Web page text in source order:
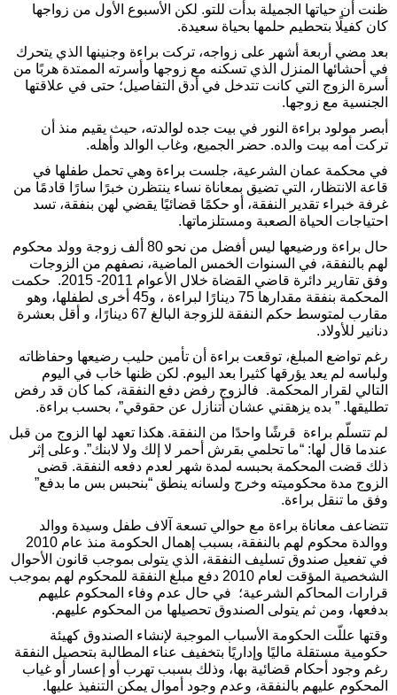
ظنت أن حياتها الجميلة بدأت للتو. لكن الأسبوع الأول من زواجها
كان كفيلًا بتحطيم حلمها بحياة سعيدة.
بعد مضي أربعة أشهر على زواجه، تركت براءة وجنينها الذي يتحرك
في أحشائها المنزل الذي تسكنه مع زوجها وأسرته الممتدة هربًا من
أسرة الزوج التي كانت تتدخل في أدق التفاصيل؛ حتى في علاقتها
الجنسية مع زوجها.
أبصر مولود براءة النور في بيت جده لوالدته، حيث يقيم منذ أن
تركت أمه بيت والده. حضر الجميع، وغاب الوالد وأهله.
في محكمة عمان الشرعية، جلست براءة وهي تحمل طفلها في
قاعة الانتظار، التي تضيق بمعاناة نساء ينتظرن خبرًا سارًا قادمًا من
غرفة خبراء تقدير النفقة، أو حكمًا قضائيًا يقضي لهن بنفقة، تسد
احتياجات الحياة الصعبة ومستلزماتها.
حال براءة ورضيعها ليس أفضل من نحو 80 ألف زوجة وولد محكوم
لهم بالنفقة، في السنوات الخمس الماضية، نصفهم من الزوجات
وفق تقارير دائرة قاضي القضاة خلال الأعوام 2011- 2015. حكمت
المحكمة بنفقة مقدارها 75 دينارًا لبراءة ، و45 أخرى لطفلها، وهو
مقارب لمتوسط حكم النفقة للزوجة البالغ 67 دينارًا، و أقل بعشرة
دنانير للأولاد.
رغم تواضع المبلغ، توقعت براءة أن تأمين حليب رضيعها وحفاظاته
ولباسه لم يعد يؤرقها كثيرا بعد اليوم. لكن ظنها خاب في اليوم
التالي لقرار المحكمة. فالزوج رفض دفع النفقة، كما كان قد رفض
تطليقها. ” بده يزهقني عشان أتنازل عن حقوقي”، بحسب براءة.
لم تتسلّم براءة قرشًا واحدًا من النفقة. هكذا تعهد لها الزوج من قبل
عندما قال لها: “ما تحلمي بقرش أحمر لا إلك ولا لابنك”. وعلى إثر
ذلك قضت المحكمة بحبسه لمدة شهر لعدم دفعه النفقة. قضى
الزوج مدة محكوميته وخرج ولسانه ينطق “بنحبس بس ما بدفع”
وفق ما تنقل براءة.
تتضاعف معاناة براءة مع حوالي تسعة آلاف طفل وسيدة ووالد
ووالدة محكوم لهم بالنفقة، بسبب إهمال الحكومة منذ عام 2010
في تفعيل صندوق تسليف النفقة، الذي يتولى بموجب قانون الأحوال
الشخصية المؤقت لعام 2010 دفع مبلغ النفقة للمحكوم لهم بموجب
قرارات المحاكم الشرعية؛ في حال عدم وفاء المحكوم عليهم
بدفعها، ومن ثم يتولى الصندوق تحصيلها من المحكوم عليهم.
وقتها عللّت الحكومة الأسباب الموجبة لإنشاء الصندوق كهيئة
حكومية مستقلة ماليًا وإداريًا بتخفيف عناء المطالبة بتحصيل النفقة
رغم وجود أحكام قضائية بها، وذلك بسبب تهرب أو إعسار أو غياب
المحكوم عليهم بالنفقة، وعدم وجود أموال يمكن التنفيذ عليها.